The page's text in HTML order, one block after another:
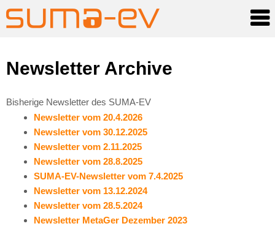
Skip
content
Newsletter Archive
Bisherige Newsletter des SUMA-EV
Newsletter vom 20.4.2026
Newsletter vom 30.12.2025
Newsletter vom 2.11.2025
Newsletter vom 28.8.2025
SUMA-EV-Newsletter vom 7.4.2025
Newsletter vom 13.12.2024
Newsletter vom 28.5.2024
Newsletter MetaGer Dezember 2023